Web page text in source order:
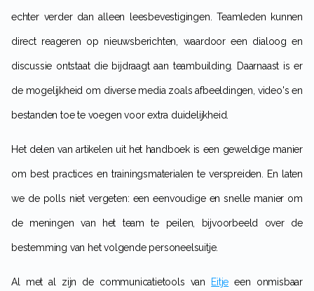
echter verder dan alleen leesbevestigingen. Teamleden kunnen
direct reageren op nieuwsberichten, waardoor een dialoog en
discussie ontstaat die bijdraagt aan teambuilding. Daarnaast is er
de mogelijkheid om diverse media zoals afbeeldingen, video's en
bestanden toe te voegen voor extra duidelijkheid.
Het delen van artikelen uit het handboek is een geweldige manier
om best practices en trainingsmaterialen te verspreiden. En laten
we de polls niet vergeten: een eenvoudige en snelle manier om
de meningen van het team te peilen, bijvoorbeeld over de
bestemming van het volgende personeelsuitje.
Al met al zijn de communicatietools van Eitje een onmisbaar